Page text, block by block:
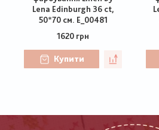
Lena Edinburgh 36 ct,
50*70 см. E_00481
1620 грн
Купити